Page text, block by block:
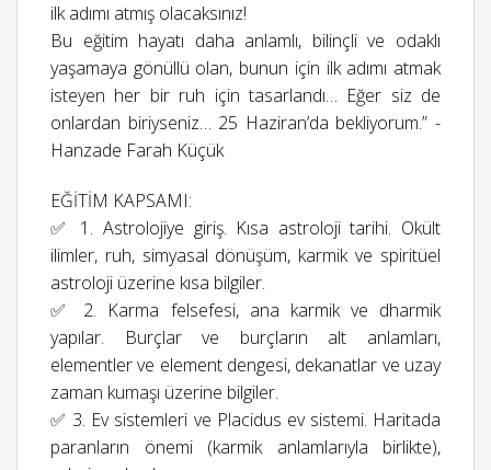
ilk adımı atmış olacaksınız!
Bu eğitim hayatı daha anlamlı, bilinçli ve odaklı
yaşamaya gönüllü olan, bunun için ilk adımı atmak
isteyen her bir ruh için tasarlandı… Eğer siz de
onlardan biriyseniz… 25 Haziran’da bekliyorum.” -
Hanzade Farah Küçük
EĞİTİM KAPSAMI:
✅ 1. Astrolojiye giriş. Kısa astroloji tarihi. Okült
ilimler, ruh, simyasal dönüşüm, karmik ve spiritüel
astroloji üzerine kısa bilgiler.
✅ 2. Karma felsefesi, ana karmik ve dharmik
yapılar. Burçlar ve burçların alt anlamları,
elementler ve element dengesi, dekanatlar ve uzay
zaman kumaşı üzerine bilgiler.
✅ 3. Ev sistemleri ve Placidus ev sistemi. Haritada
paranların önemi (karmik anlamlarıyla birlikte),